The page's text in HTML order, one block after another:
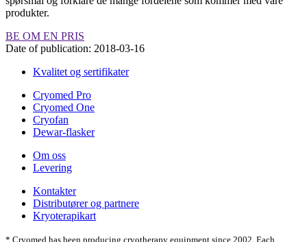
produkter.
BE OM EN PRIS
Date of publication: 2018-03-16
Kvalitet og sertifikater
Cryomed Pro
Cryomed One
Cryofan
Dewar-flasker
Om oss
Levering
Kontakter
Distributører og partnere
Kryoterapikart